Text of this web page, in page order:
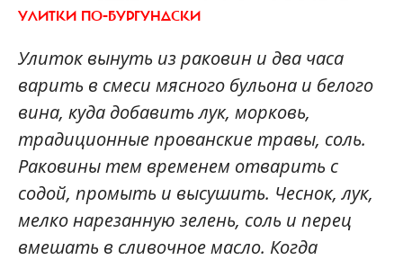
УЛИТКИ ПО-БУРГУНДСКИ
Улиток вынуть из раковин и два часа
варить в смеси мясного бульона и белого
вина, куда добавить лук, морковь,
традиционные прованские травы, соль.
Раковины тем временем отварить с
содой, промыть и высушить. Чеснок, лук,
мелко нарезанную зелень, соль и перец
вмешать в сливочное масло. Когда